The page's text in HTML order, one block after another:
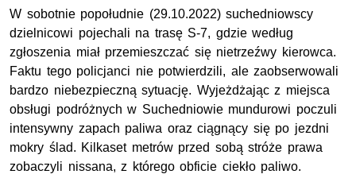
W sobotnie popołudnie (29.10.2022) suchedniowscy
dzielnicowi pojechali na trasę S-7, gdzie według
zgłoszenia miał przemieszczać się nietrzeźwy kierowca.
Faktu tego policjanci nie potwierdzili, ale zaobserwowali
bardzo niebezpieczną sytuację. Wyjeżdżając z miejsca
obsługi podróżnych w Suchedniowie mundurowi poczuli
intensywny zapach paliwa oraz ciągnący się po jezdni
mokry ślad. Kilkaset metrów przed sobą stróże prawa
zobaczyli nissana, z którego obficie ciekło paliwo.